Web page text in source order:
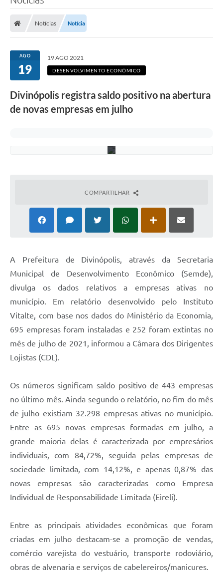
Notícias Notícia
AGO
19
19 AGO 2021
DESENVOLVIMENTO ECONÔMICO
Divinópolis registra saldo positivo na abertura
de novas empresas em julho
e
o
i
COMPARTILHAR
A Prefeitura de Divinópolis, através da Secretaria
Municipal de Desenvolvimento Econômico (Semde),
divulga os dados relativos a empresas ativas no
município. Em relatório desenvolvido pelo Instituto
Vitalte, com base nos dados do Ministério da Economia,
695 empresas foram instaladas e 252 foram extintas no
mês de julho de 2021, informou a Câmara dos Dirigentes
Lojistas (CDL).
Os números significam saldo positivo de 443 empresas
no último mês. Ainda segundo o relatório, no fim do mês
de julho existiam 32.298 empresas ativas no município.
Entre as 695 novas empresas formadas em julho, a
grande maioria delas é caracterizada por empresários
individuais, com 84,72%, seguida pelas empresas de
sociedade limitada, com 14,12%, e apenas 0,87% das
novas empresas são caracterizadas como Empresa
Individual de Responsabilidade Limitada (Eireli).
Entre as principais atividades econômicas que foram
criadas em julho destacam-se a promoção de vendas,
comércio varejista do vestuário, transporte rodoviário,
obras de alvenaria e serviços de cabelereiros/manicures.